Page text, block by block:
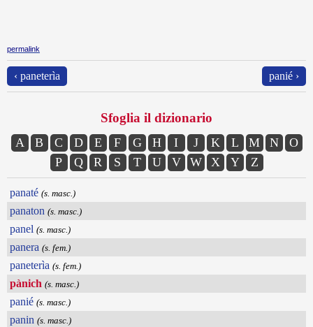
permalink
‹ paneterìa panié ›
Sfoglia il dizionario
A B C D E F G H I J K L M N
O
P
Q R S T U V W X Y Z
panaté (s. masc.)
panaton (s. masc.)
panel (s. masc.)
panera (s. fem.)
paneterìa (s. fem.)
pànich (s. masc.)
panié (s. masc.)
panin (s. masc.)